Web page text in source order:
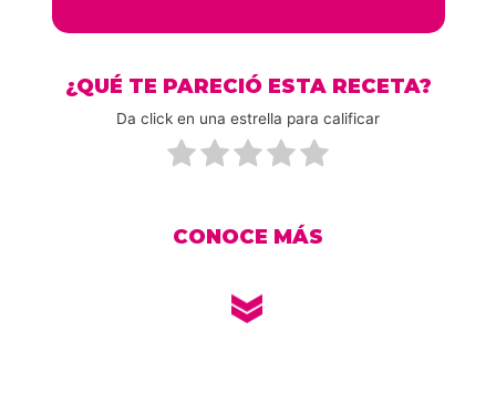
¿QUÉ TE PARECIÓ ESTA RECETA?
Da click en una estrella para calificar
CONOCE MÁS